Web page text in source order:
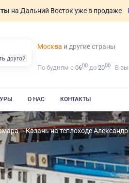
на Дальний Восток уже в продаже
Москва и другие страны
По будням с 0600 до 2000 В
О НАС КОНТАКТЫ
– Казань на теплоходе Александр
другой